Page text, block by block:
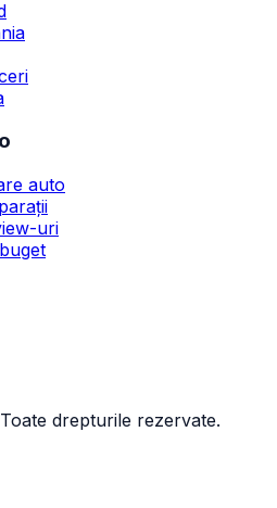
auto
uri
drepturile rezervate.